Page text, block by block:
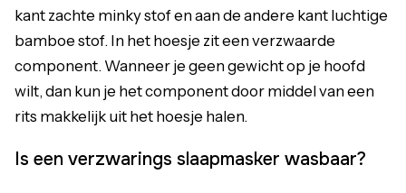
kant zachte minky stof en aan de andere kant luchtige
bamboe stof. In het hoesje zit een verzwaarde
component. Wanneer je geen gewicht op je hoofd
wilt, dan kun je het component door middel van een
rits makkelijk uit het hoesje halen.
Is een verzwarings slaapmasker wasbaar?